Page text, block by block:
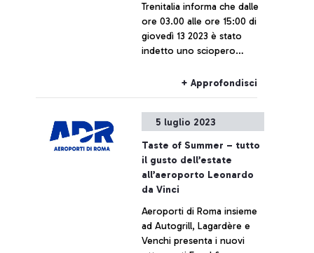
Trenitalia informa che dalle
ore 03.00 alle ore 15:00 di
giovedì 13 2023 è stato
indetto uno sciopero
Trenitalia, Trenord e
Trenitalia Tper.
+ Approfondisci
5 luglio 2023
Taste of Summer – tutto
il gusto dell’estate
all’aeroporto Leonardo
da Vinci
Aeroporti di Roma insieme
ad Autogrill, Lagardère e
Venchi presenta i nuovi